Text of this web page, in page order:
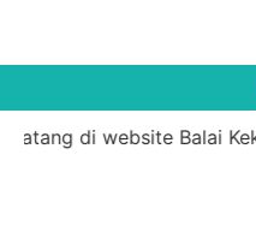
di website Balai